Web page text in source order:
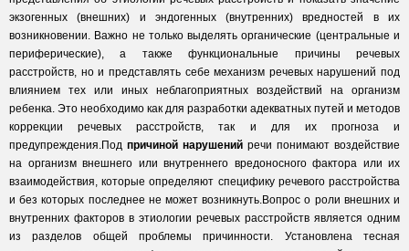
экзогенных (внешних) и эндогенных (внутренних) вредностей в их
возникновении. Важно не только выделять органические (центральные и
периферические), а также функциональные причины речевых
расстройств, но и представлять себе механизм речевых нарушений под
влиянием тех или иных неблагоприятных воздействий на организм
ребенка. Это необходимо как для разработки адекватных путей и методов
коррекции речевых расстройств, так и для их прогноза и
предупреждения.Под причиной нарушений речи понимают воздействие
на организм внешнего или внутреннего вредоносного фактора или их
взаимодействия, которые определяют специфику речевого расстройства
и без которых последнее не может возникнуть.Вопрос о роли внешних и
внутренних факторов в этиологии речевых расстройств является одним
из разделов общей проблемы причинности. Установлена тесная